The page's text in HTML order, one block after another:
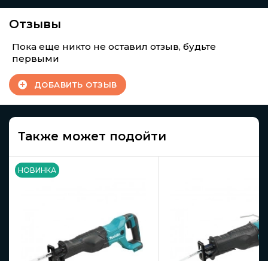
Отзывы
Пока еще никто не оставил отзыв, будьте
первыми
ДОБАВИТЬ ОТЗЫВ
Также может подойти
НОВИНКА